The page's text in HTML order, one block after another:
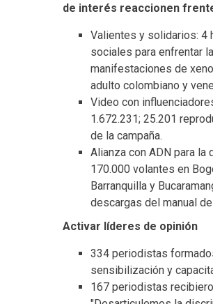
de interés reaccionen
Valientes y solidarios: 4
sociales para enfrentar
manifestaciones de
adulto colombiano y
Video con
1.672.231; 25.201
de la campaña.
Alianza con ADN para la
170.000 volantes en
Barranquilla y
descargas del manual
Activar líderes de opinión
334 periodistas
sensibilización y
167 periodistas